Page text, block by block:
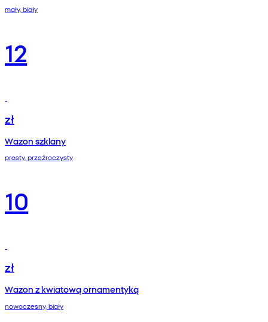
mały, biały
12
zł
Wazon szklany
prosty, przeźroczysty
10
zł
Wazon z kwiatową ornamentyką
nowoczesny, biały